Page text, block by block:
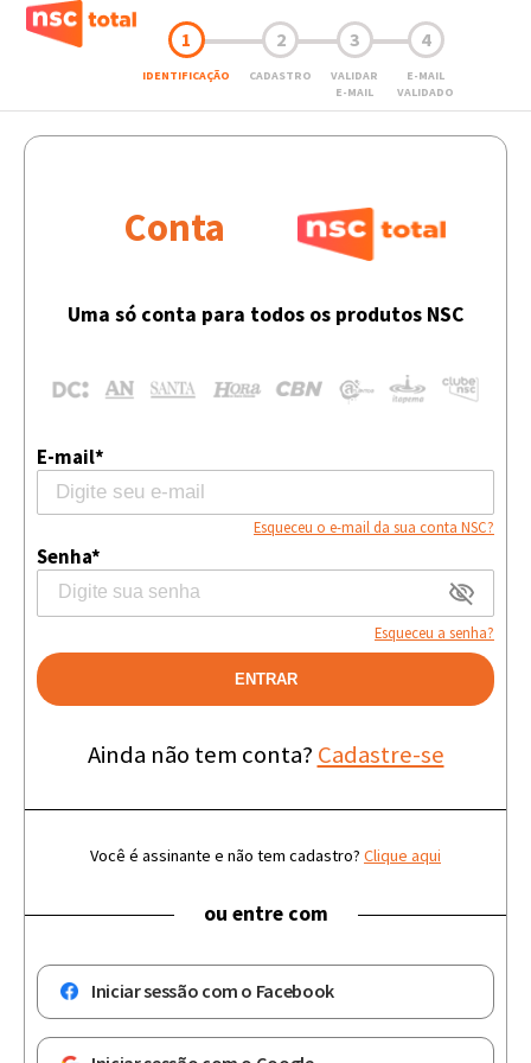
1
IDENTIFICAÇÃO
2
CADASTRO
3
VALIDAR
E-MAIL
4
E-MAIL
VALIDADO
Conta
Uma só conta para todos os produtos NSC
E-mail*
Esqueceu o e-mail da sua conta NSC?
Senha*
Esqueceu a senha?
ENTRAR
Ainda não tem conta? Cadastre-se
Você é assinante e não tem cadastro? Clique aqui
ou entre com
Iniciar sessão com o Facebook